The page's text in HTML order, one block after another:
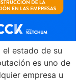
estado de su
es uno de
empresa u